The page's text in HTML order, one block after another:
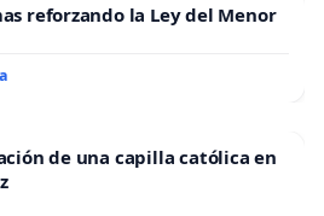
reforzando la Ley del Menor
de una capilla católica en